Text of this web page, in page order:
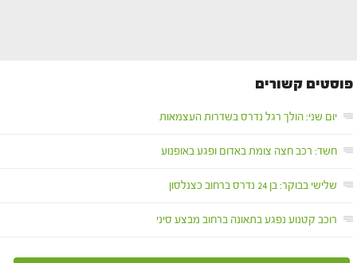
פוסטים קשורים
יום שני: הולך רגל נדרס בשדרות העצמאות
חשד: רכב חצה צומת באדום ופגע באופנוע
שלישי בבוקר: בן 24 נדרס ברחוב כצנלסון
רוכב קטנוע נפגע בתאונה ברחוב מבצע סיני